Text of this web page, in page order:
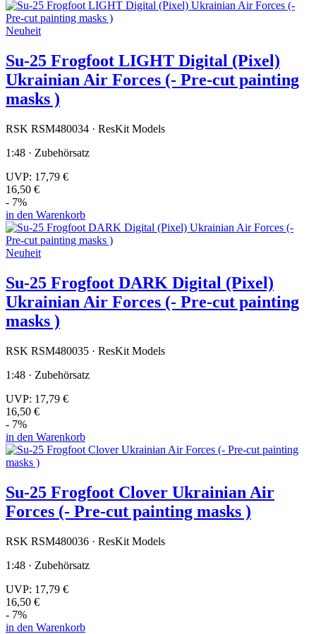
Neuheit
Su-25 Frogfoot LIGHT Digital (Pixel)
Ukrainian Air Forces (- Pre-cut painting
masks )
RSK RSM480034 · ResKit Models
1:48 · Zubehörsatz
UVP: 17,79 €
16,50 €
- 7%
in den Warenkorb
Neuheit
Su-25 Frogfoot DARK Digital (Pixel)
Ukrainian Air Forces (- Pre-cut painting
masks )
RSK RSM480035 · ResKit Models
1:48 · Zubehörsatz
UVP: 17,79 €
16,50 €
- 7%
in den Warenkorb
Su-25 Frogfoot Clover Ukrainian Air
Forces (- Pre-cut painting masks )
RSK RSM480036 · ResKit Models
1:48 · Zubehörsatz
UVP: 17,79 €
16,50 €
- 7%
in den Warenkorb